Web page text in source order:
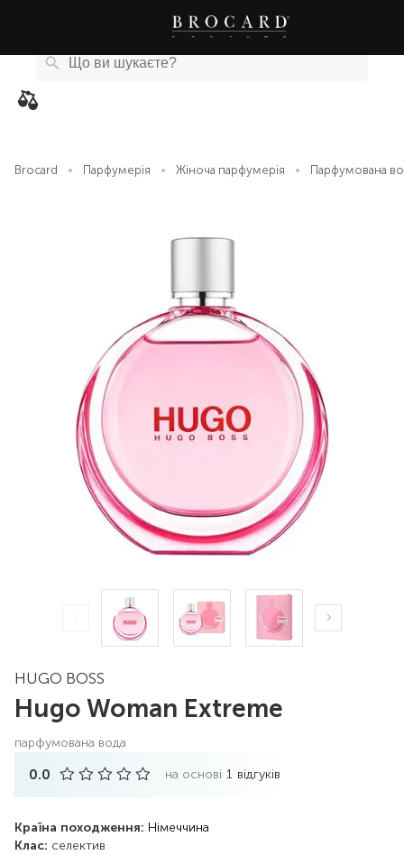
Brocard Парфумерія Жіноча парфумерія Парфумована
HUGO BOSS
Hugo Woman Extreme
парфумована вода
0.0 на основі 1 відгуків
Країна походження: Німеччина
Клас: селектив